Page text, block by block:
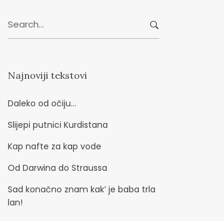
r
e
a
for:
Najnoviji tekstovi
Daleko od očiju…
Slijepi putnici Kurdistana
Kap nafte za kap vode
Od Darwina do Straussa
Sad konačno znam kak’ je baba trla
lan!